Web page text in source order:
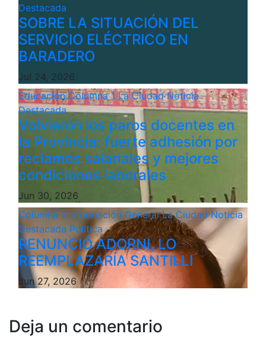
Destacada
SOBRE LA SITUACIÓN DEL
SERVICIO ELÉCTRICO EN
BARADERO
Jul 24, 2026
EducaciónColumna 1 La CiudadNoticia
Destacada
Volvieron los paros docentes en
la Provincia: fuerte adhesión por
reclamos salariales y mejores
condiciones laborales
Jun 30, 2026
Columna 1 Información GeneralLa CiudadNoticia
Destacada Politica
RENUNCIÓ ADORNI, LO
REEMPLAZARÍA SANTILLI
Jun 27, 2026
Deja un comentario